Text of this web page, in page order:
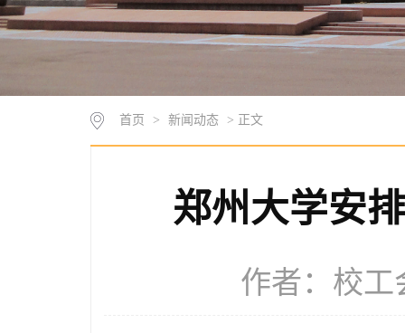
首页 > 新闻动态 > 正文
郑州大学安
作者：校工